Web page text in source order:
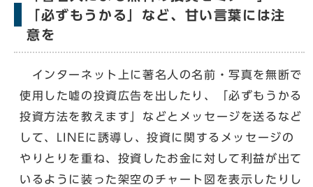
「必ずもうかる」など、甘い言葉には注
意を
インターネット上に著名人の名前・写真を無断で
使用した嘘の投資広告を出したり、「必ずもうかる
投資方法を教えます」などとメッセージを送るなど
して、LINEに誘導し、投資に関するメッセージの
やりとりを重ね、投資したお金に対して利益が出て
いるように装った架空のチャート図を表示したりし